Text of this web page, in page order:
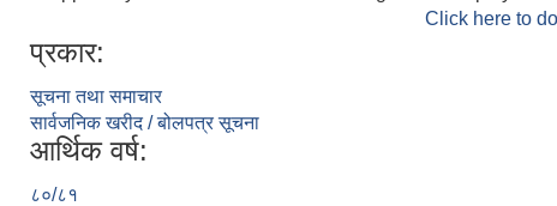
Click here to
प्रकार:
सूचना तथा समाचार
सार्वजनिक खरीद / बोलपत्र सूचना
आर्थिक वर्ष:
८०/८१